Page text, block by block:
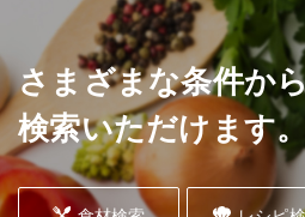
さまざまな条件か
検索いただけます。